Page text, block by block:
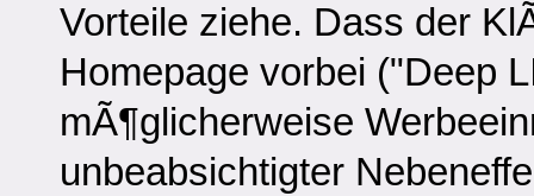
Vorteile ziehe. Dass der
Homepage vorbei ("Deep
mÃ¶glicherweise
unbeabsichtigter